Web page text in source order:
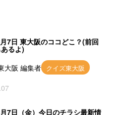
7日 東大阪のココどこ？(前回
るよ)
大阪 編集者 クイズ東大阪
7日（金）今日のチラシ最新情